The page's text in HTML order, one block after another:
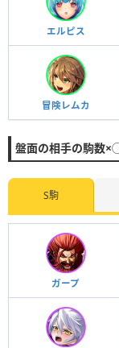
エルピス
冒険レムカ
盤面の相手の駒数
S駒
ガープ